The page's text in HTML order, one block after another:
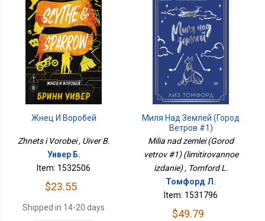
Жнец И Воробей
Zhnets i Vorobei , Uiver B.
Уивер Б.
Item: 1532506
$23.55
Shipped in 14-20 days
Миля Над Землей (Город
Ветров #1)
(лимитированное
Издание)
Milia nad zemlei (Gorod
vetrov #1) (limitirovannoe
izdanie) , Tomford L.
Томфорд Л.
Item: 1531796
$49.79